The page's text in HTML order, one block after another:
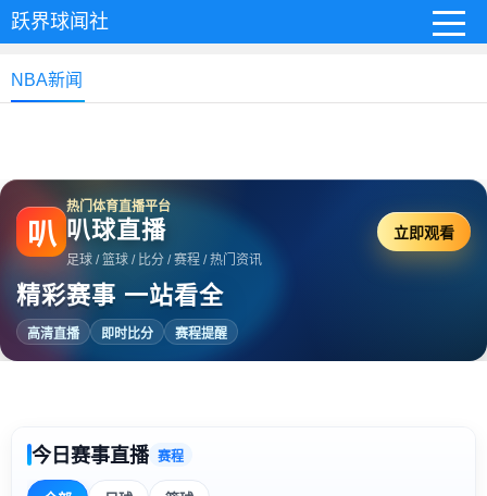
跃界球闻社
NBA新闻
叭
热门体育直播平台
叭球直播
足球 / 篮球 / 比分 / 赛程 / 热门资讯
精彩赛事 一站看全
高清直播 即时比分 赛程提醒
立即观看